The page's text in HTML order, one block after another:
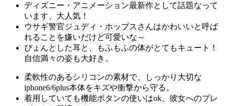
ディズニー・アニメーション最新作として話題なって
います、大人気！
ウサギ警官ジュディ・ホップスさんはかわいいと呼ば
れることを嫌いだけど可愛いな～
ぴょんとした耳と、もふもふの体がとてもキュート！
自信満々の姿も大好き。
柔軟性のあるシリコンの素材で、しっかり大切な
iphone6/6plus本体をキズや衝撃から守る。
着用していても機能ボタンの使いはok、彼女へのプレ